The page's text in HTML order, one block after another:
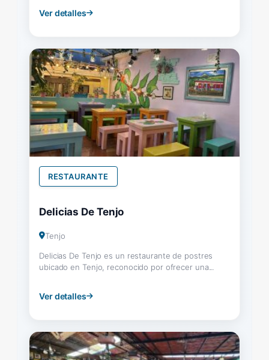
Ver detalles
RESTAURANTE
Delicias De Tenjo
Tenjo
Delicias De Tenjo es un restaurante de postres
ubicado en Tenjo, reconocido por ofrecer una...
Ver detalles